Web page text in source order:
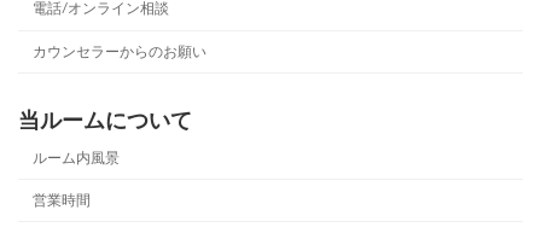
電話/オンライン相談
カウンセラーからのお願い
当ルームについて
ルーム内風景
営業時間